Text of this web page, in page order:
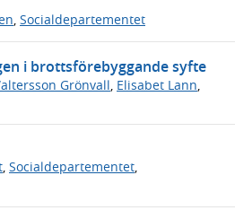
, Socialdepartementet
i brottsförebyggande syfte
Grönvall Elisabet Lann
, Socialdepartementet,